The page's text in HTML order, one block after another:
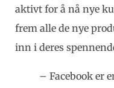
aktivt for å nå nye
frem alle de nye
inn i deres
– Facebook er